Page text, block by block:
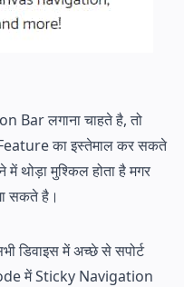
Bar लगाना चाहते है, तो
का इस्तेमाल कर सकते
मुश्किल होता है मगर
सकते है।
डिवाइस में अच्छे से सपोर्ट
में Sticky Navigation